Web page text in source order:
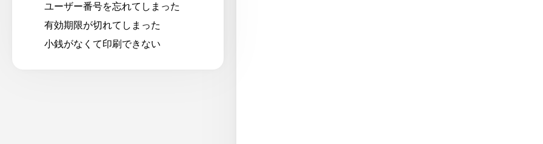
ユーザー番号を忘れてしまった
有効期限が切れてしまった
小銭がなくて印刷できない